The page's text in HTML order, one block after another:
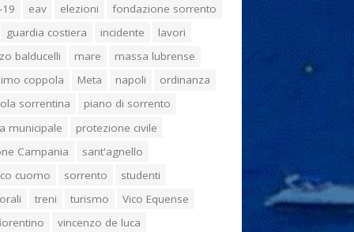
eav elezioni
fondazione sorrento
guardia costiera
incidente
lavori
balducelli
mare
massa lubrense
coppola
Meta napoli
ordinanza
sorrentina
piano di sorrento
municipale
protezione civile
Campania
sant'agnello
cuomo
sorrento
studenti
treni turismo
Vico Equense
vincenzo de luca